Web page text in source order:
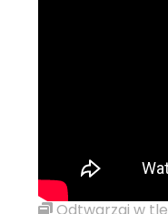
Odtwarzaj w tle